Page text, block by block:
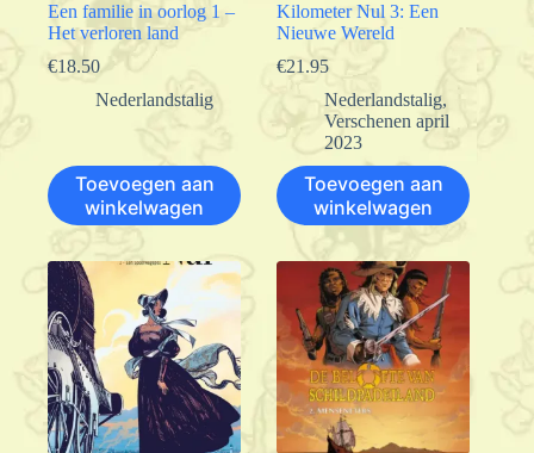
Een familie in oorlog 1 –
Het verloren land
€18.50
Nederlandstalig
Toevoegen aan
winkelwagen
Kilometer Nul 3: Een
Nieuwe Wereld
€21.95
Nederlandstalig,
Verschenen april
2023
Toevoegen aan
winkelwagen